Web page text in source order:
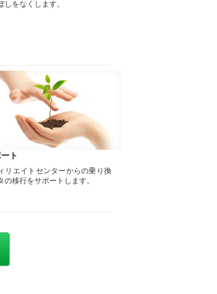
しをなくします。
ト
リエイトセンターからの乗り換
の移行をサポートします。